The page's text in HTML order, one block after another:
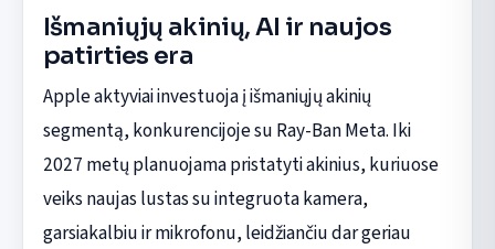
Išmaniųjų akinių, AI ir naujos
patirties era
Apple aktyviai investuoja į išmaniųjų akinių
segmentą, konkurencijoje su Ray-Ban Meta. Iki
2027 metų planuojama pristatyti akinius, kuriuose
veiks naujas lustas su integruota kamera,
garsiakalbiu ir mikrofonu, leidžiančiu dar geriau